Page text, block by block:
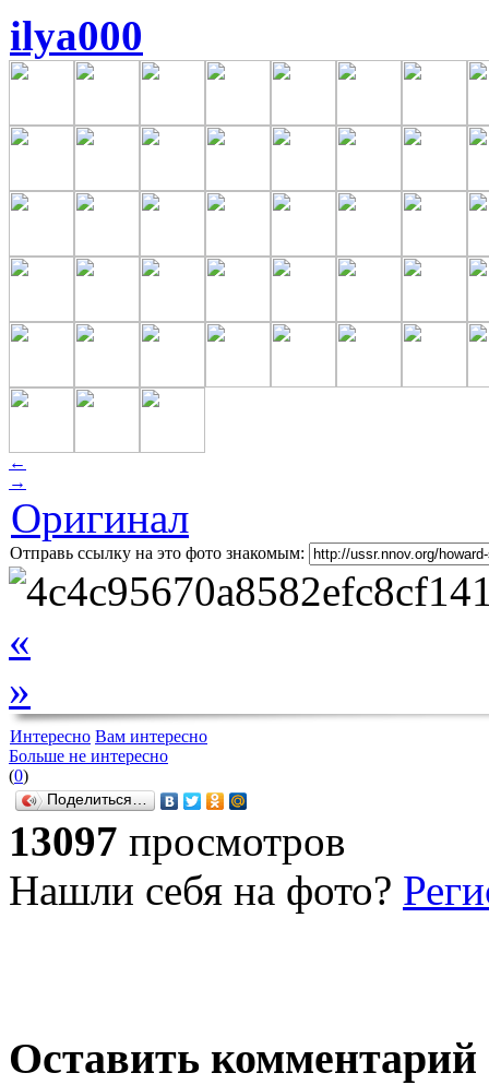
ilya000
←
→
Оригинал
Отправь ссылку на это фото знакомым:
«
»
Интересно Вам интересно
Больше не интересно
(0)
Поделиться…
13097 просмотров
Нашли себя на фото?
Оставить комментарий